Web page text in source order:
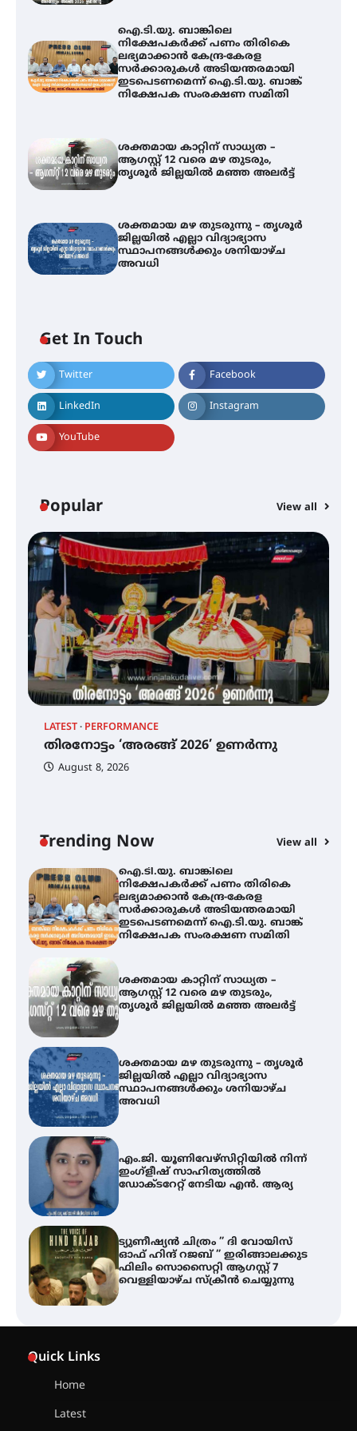
ഐ.ടി.യു. ബാങ്കിലെ
നിക്ഷേപകർക്ക് പണം തിരികെ
ലഭ്യമാക്കാൻ കേന്ദ്ര-കേരള
സർക്കാരുകൾ അടിയന്തരമായി
ഇടപെടണമെന്ന് ഐ.ടി.യു. ബാങ്ക്
നിക്ഷേപക സംരക്ഷണ സമിതി
ശക്തമായ കാറ്റിന് സാധ്യത –
ആഗസ്റ്റ് 12 വരെ മഴ തുടരും,
തൃശൂർ ജില്ലയിൽ മഞ്ഞ അലർട്ട്
ശക്തമായ മഴ തുടരുന്നു – തൃശൂർ
ജില്ലയിൽ എല്ലാ വിദ്യാഭ്യാസ
സ്ഥാപനങ്ങൾക്കും ശനിയാഴ്ച
അവധി
Get In Touch
Twitter Facebook
LinkedIn Instagram
YouTube
Popular View all
LATEST PERFORMANCE
തിരനോട്ടം ‘അരങ്ങ് 2026’ ഉണർന്നു
August 8, 2026
Trending Now View all
ഐ.ടി.യു. ബാങ്കിലെ
നിക്ഷേപകർക്ക് പണം തിരികെ
ലഭ്യമാക്കാൻ കേന്ദ്ര-കേരള
സർക്കാരുകൾ അടിയന്തരമായി
ഇടപെടണമെന്ന് ഐ.ടി.യു. ബാങ്ക്
നിക്ഷേപക സംരക്ഷണ സമിതി
ശക്തമായ കാറ്റിന് സാധ്യത –
ജില്ലയിൽ എല്ലാ വിദ്യാഭ്യാസ
സ്ഥാപനങ്ങൾക്കും ശനിയാഴ്ച
അവധി
എം.ജി. യൂണിവേഴ്‌സിറ്റിയിൽ നിന്ന്
ഇംഗ്ളീഷ് സാഹിത്യത്തിൽ
ഡോക്ടറേറ്റ് നേടിയ എൻ. ആര്യ
ട്യുണീഷ്യൻ ചിത്രം ” ദി വോയിസ്
ഫിലിം സൊസൈറ്റി ആഗസ്റ്റ് 7
വെള്ളിയാഴ്ച സ്‌ക്രീൻ ചെയ്യുന്നു
ഐ.ടി.യു. ബാങ്കിലെ
നിക്ഷേപകർക്ക് പണം തിരികെ
ലഭ്യമാക്കാൻ കേന്ദ്ര-കേരള
സർക്കാരുകൾ അടിയന്തരമായി
ഇടപെടണമെന്ന് ഐ.ടി.യു. ബാങ്ക്
നിക്ഷേപക സംരക്ഷണ സമിതി
ശക്തമായ കാറ്റിന് സാധ്യത –
ആഗസ്റ്റ് 12 വരെ മഴ തുടരും,
തൃശൂർ ജില്ലയിൽ മഞ്ഞ അലർട്ട്
ശക്തമായ മഴ തുടരുന്നു – തൃശൂർ
ജില്ലയിൽ എല്ലാ വിദ്യാഭ്യാസ
സ്ഥാപനങ്ങൾക്കും ശനിയാഴ്ച
അവധി
എം.ജി. യൂണിവേഴ്‌സിറ്റിയിൽ നിന്ന്
ഇംഗ്ളീഷ് സാഹിത്യത്തിൽ
ഡോക്ടറേറ്റ് നേടിയ എൻ. ആര്യ
ട്യുണീഷ്യൻ ചിത്രം ” ദി വോയിസ്
ഓഫ് ഹിന്ദ് റജബ് ” ഇരിങ്ങാലക്കുട
ഫിലിം സൊസൈറ്റി ആഗസ്റ്റ് 7
വെള്ളിയാഴ്ച സ്‌ക്രീൻ ചെയ്യുന്നു
Quick Links
Home
Latest